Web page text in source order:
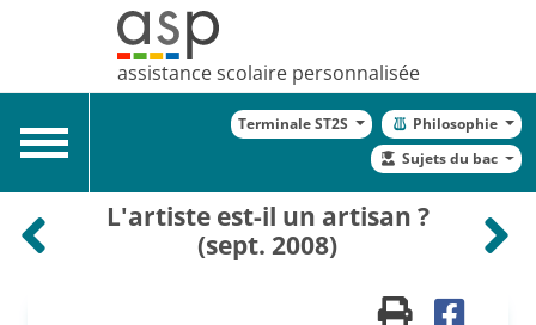
assistance scolaire personnalisée
Toggle
Terminale ST2S
Philosophie
Sujets du bac
L'artiste est-il un artisan ?
(sept. 2008)